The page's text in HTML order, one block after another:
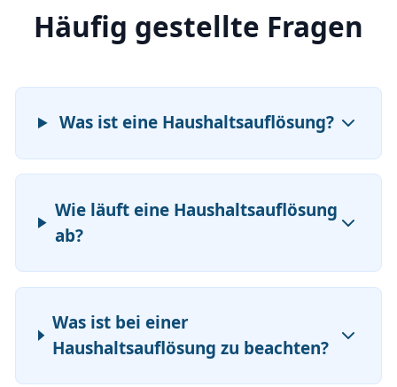
Häufig gestellte Fragen
Was ist eine Haushaltsauflösung?
Wie läuft eine Haushaltsauflösung
ab?
Was ist bei einer
Haushaltsauflösung zu beachten?